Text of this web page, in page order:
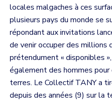
locales malgaches à ces
plusieurs pays du monde se
répondant aux invitations
de venir occuper des millions
prétendument « disponibles
également des hommes
terres. Le Collectif TANY a
depuis des années (9) sur la